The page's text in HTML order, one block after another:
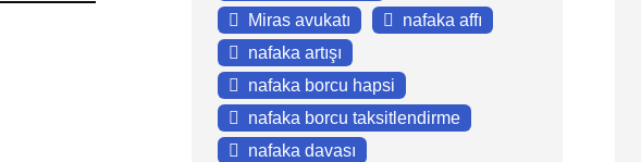
Miras avukatı
nafaka affı
nafaka artışı
nafaka borcu hapsi
nafaka borcu taksitlendirme
nafaka davası